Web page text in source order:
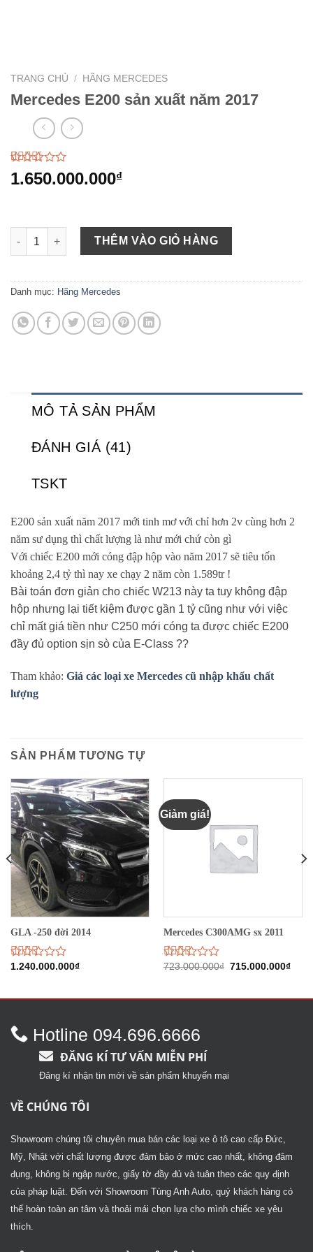
TRANG CHỦ / HÃNG MERCEDES
Mercedes E200 sản xuất năm 2017
2.74
trên 5
38
giá
1.650.000.000₫
Mercedes E200 sản xuất năm 2017 số lượng
THÊM VÀO GIỎ HÀNG
Danh mục: Hãng Mercedes
MÔ TẢ SẢN PHẨM
ĐÁNH GIÁ (41)
TSKT
E200 sản xuất năm 2017 mới tinh mơ với chỉ hơn 2v cùng hơn 2
năm sư dụng thì chất lượng là như mới chứ còn gì
Với chiếc E200 mới cóng đập hộp vào năm 2017 sẽ tiêu tốn
khoảng 2,4 tỷ thì nay xe chạy 2 năm còn 1.589tr !
Bài toán đơn giản cho chiếc W213 này ta tuy không đập
hộp nhưng lại tiết kiệm được gần 1 tỷ cũng như với việc
chỉ mất giá tiền như C250 mới cóng ta được chiếc E200
đầy đủ option sịn sò của E-Class ??
Tham khảo: Giá các loại xe Mercedes cũ nhập khẩu chất
lượng
SẢN PHẨM TƯƠNG TỰ
GLA -250 đời 2014
Được
2.49
1.240.000.000₫
Giảm giá!
Mercedes C300AMG sx 2011
Được
2.42
723.000.000₫ Giá
715.000.000₫Giá
Hotline 094.696.6666
ĐĂNG KÍ TƯ VẤN MIỄN PHÍ
Đăng kí nhận tin mới về sản phẩm khuyến mại
VỀ CHÚNG TÔI
Showroom chúng tôi chuyên mua bán các loại xe ô tô cao cấp Đức,
Mỹ, Nhật với chất lượng được đảm bảo ở mức cao nhất, không đâm
đụng, không bị ngập nước, giấy tờ đầy đủ và tuân theo các quy định
của pháp luật. Đến với Showroom Tùng Anh Auto, quý khách hàng có
thể hoàn toàn an tâm và thoải mái chọn lựa cho mình chiếc xe yêu
thích.